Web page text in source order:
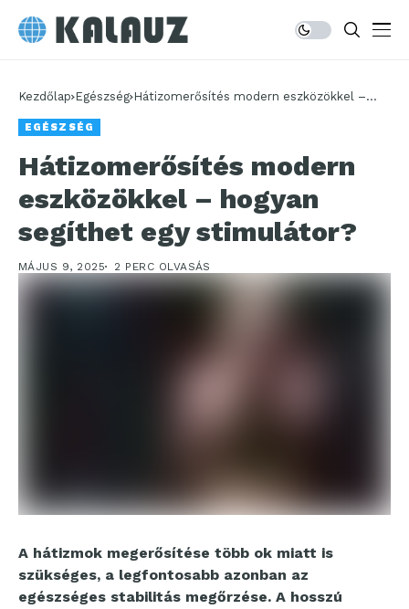
Kezdőlap Egészség Hátizomerősítés modern eszközökkel –
EGÉSZSÉG
Hátizomerősítés modern
eszközökkel – hogyan
segíthet egy stimulátor?
MÁJUS 9, 2025 2 PERC OLVASÁS
A hátizmok megerősítése több ok miatt is
szükséges, a legfontosabb azonban az
egészséges stabilitás megőrzése. A hosszú